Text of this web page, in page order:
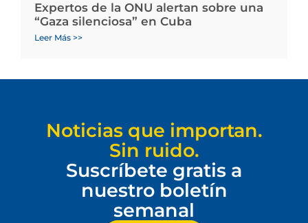
Expertos de la ONU alertan sobre una
“Gaza silenciosa” en Cuba
Leer Más >>
Noticias que importan.
Sin ruido.
Suscríbete gratis a
nuestro boletín
semanal